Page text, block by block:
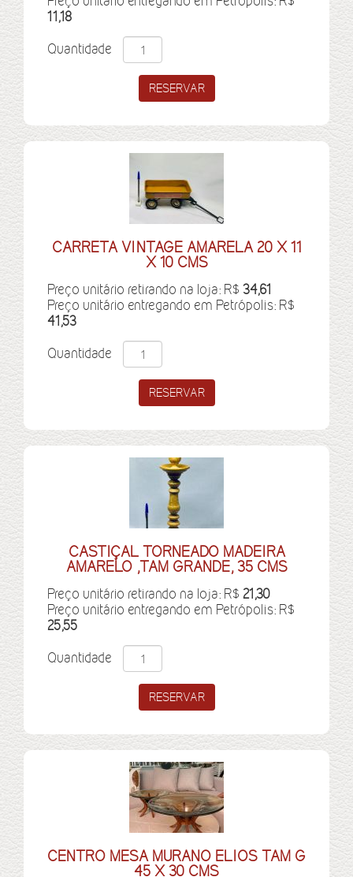
11,18
Quantidade
CARRETA VINTAGE AMARELA 20 X 11
X 10 CMS
Preço unitário retirando na loja: R$ 34,61
Preço unitário entregando em Petrópolis: R$
41,53
Quantidade
CASTIÇAL TORNEADO MADEIRA
AMARELO ,TAM GRANDE, 35 CMS
Preço unitário retirando na loja: R$ 21,30
Preço unitário entregando em Petrópolis: R$
25,55
Quantidade
CENTRO MESA MURANO ELIOS TAM G
45 X 30 CMS